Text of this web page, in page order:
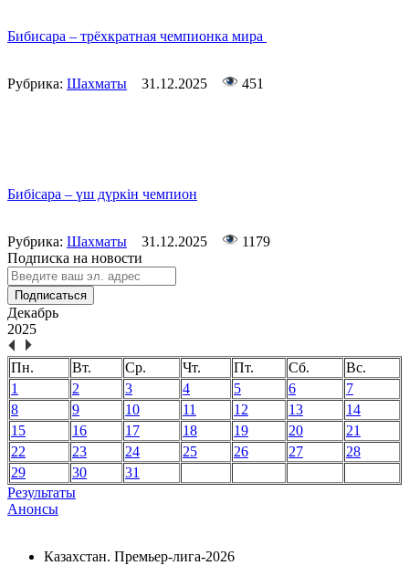
Бибисара – трёхкратная чемпионка мира
Рубрика: Шахматы 31.12.2025 451
Бибісара – үш дүркін чемпион
Рубрика: Шахматы 31.12.2025
1179
Подписка на новости
Подписаться
Декабрь
2025
Пн. Вт. Ср. Чт. Пт. Сб.
Вс.
1
2 3 4 5 6
7
8
9 10 11 12 13
14
15
16 17 18 19 20
21
22
23 24 25 26 27
28
29
30
31
Результаты
Анонсы
Казахстан. Премьер-лига-2026